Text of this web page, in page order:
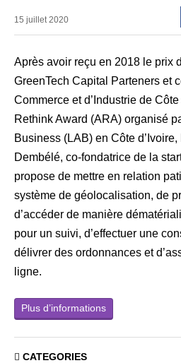
15 juillet 2020
Après avoir reçu en 2018 le prix
GreenTech Capital Parteners et
Commerce et d’Industrie de
Rethink Award (ARA) organisé
Business (LAB) en Côte
Dembélé, co-fondatrice de la
propose de mettre en relation
système de géolocalisation, de
d’accéder de manière
pour un suivi, d’effectuer une
délivrer des ordonnances et
ligne.
Plus d’informations
CATEGORIES